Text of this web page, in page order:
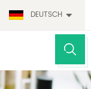
DEUTSCH